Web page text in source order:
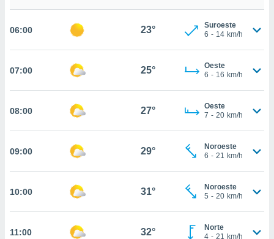
botón
la
ya sean
nos
en
perfil
y
ACEPTAR
CONTINUAR
06:00 23°
Suroeste
6 - 14 km/h
07:00 25°
Oeste
6 - 16 km/h
08:00 27°
Oeste
7 - 20 km/h
09:00 29°
Noroeste
6 - 21 km/h
10:00 31°
Noroeste
5 - 20 km/h
11:00 32°
Norte
4 - 21 km/h